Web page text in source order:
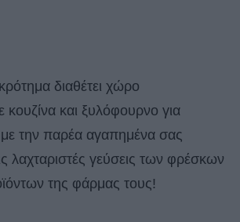
διαθέτει χώρο
κουζίνα και ξυλόφουρνο για
την παρέα αγαπημένα σας
λαχταριστές γεύσεις των φρέσκων
της φάρμας τους!